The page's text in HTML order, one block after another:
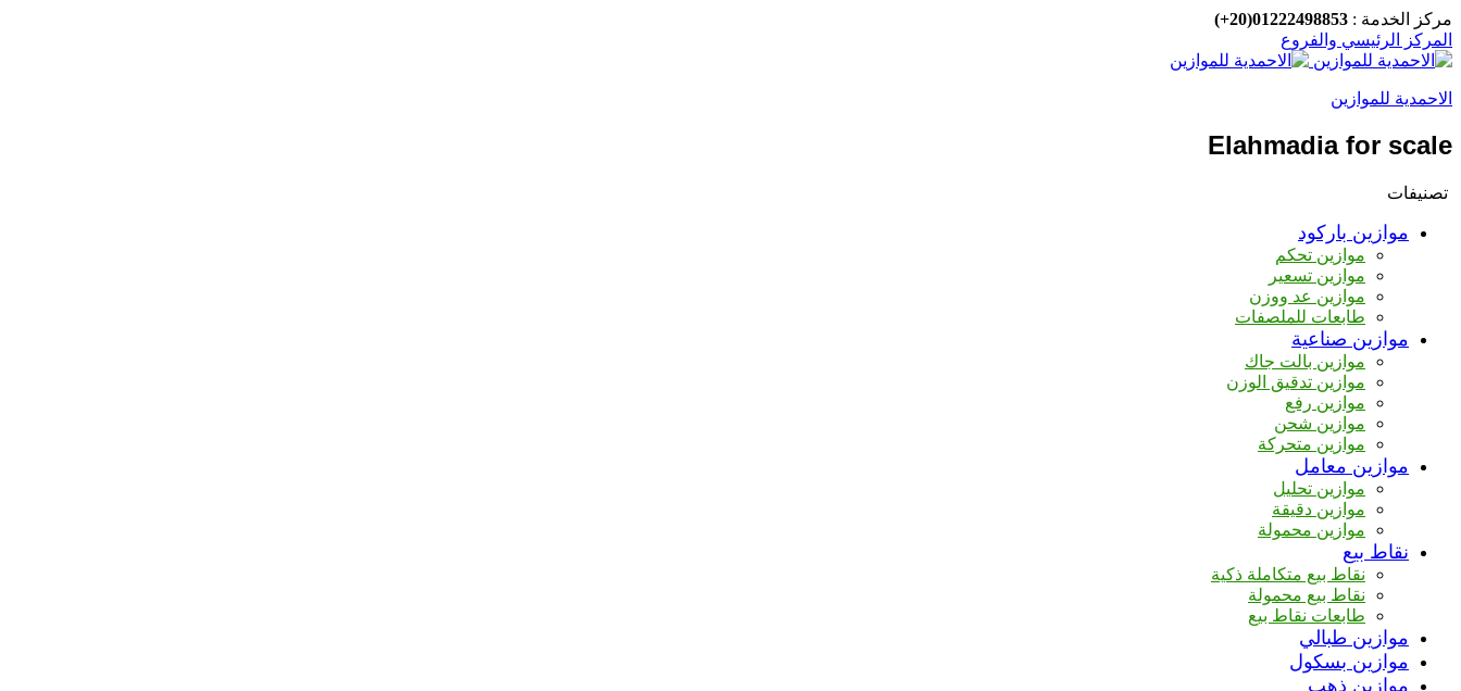
مركز الخدمة : 01222498853(20+)
المركز الرئيسي والفروع
الاحمدية للموازين
Elahmadia for scale
تصنيفات
موازين باركود
موازين تحكم
موازين تسعير
موازين عد ووزن
طابعات للملصفات
موازين صناعية
موازين بالت جاك
موازين تدقيق الوزن
موازين رفع
موازين شحن
موازين متحركة
موازين معامل
موازين تحليل
موازين دقيقة
موازين محمولة
نقاط بيع
نقاط بيع متكاملة ذكية
نقاط بيع محمولة
طابعات نقاط بيع
موازين طبالي
موازين بسكول
موازين ذهب